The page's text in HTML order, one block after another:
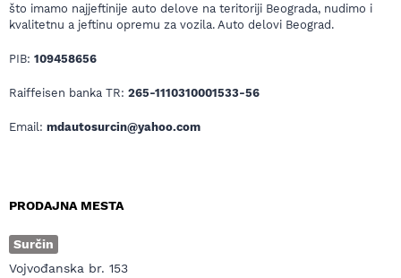
što imamo najjeftinije auto delove na teritoriji Beograda, nudimo i
kvalitetnu a jeftinu opremu za vozila. Auto delovi Beograd.
PIB: 109458656
Raiffeisen banka TR: 265-1110310001533-56
Email: mdautosurcin@yahoo.com
PRODAJNA MESTA
Surčin
Vojvođanska br. 153